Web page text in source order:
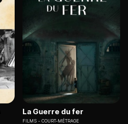
La Guerre du fer
FILMS COURT-MÉTRAGE